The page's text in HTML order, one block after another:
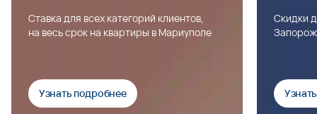
Ставка для всех категорий клиентов,
на весь срок на квартиры в Мариуполе
Узнать подробнее
Скидки